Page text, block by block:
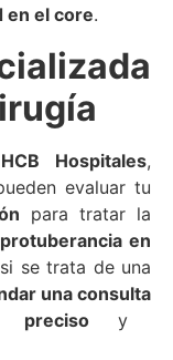
en el core.
Hospitales,
evaluar tu
para tratar la
protuberancia en
se trata de una
una consulta
preciso y